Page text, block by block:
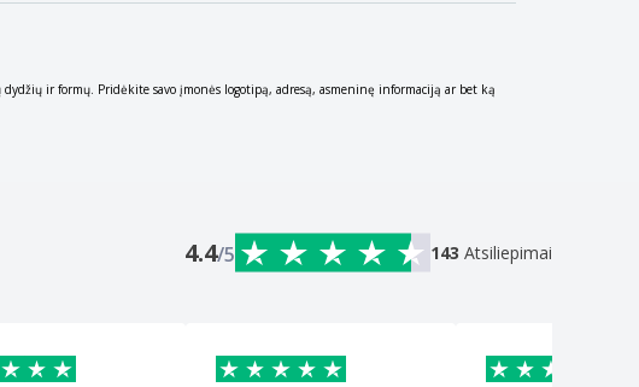
ir formų. Pridėkite savo įmonės logotipą, adresą, asmeninę informaciją ar bet ką
4.4/5 143 Atsiliepimai